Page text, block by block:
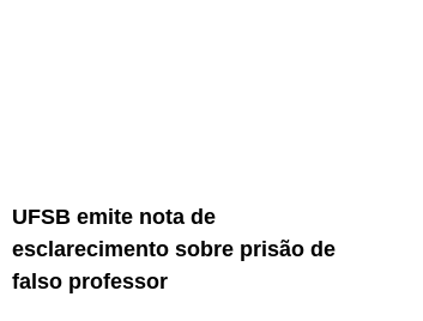
UFSB emite nota de
esclarecimento sobre prisão de
falso professor